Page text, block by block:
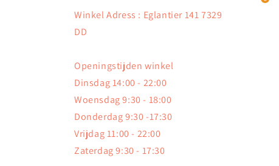
Winkel Adress : Eglantier 141 7329
DD
Openingstijden winkel
Dinsdag 14:00 - 22:00
Woensdag 9:30 - 18:00
Donderdag 9:30 -17:30
Vrijdag 11:00 - 22:00
Zaterdag 9:30 - 17:30